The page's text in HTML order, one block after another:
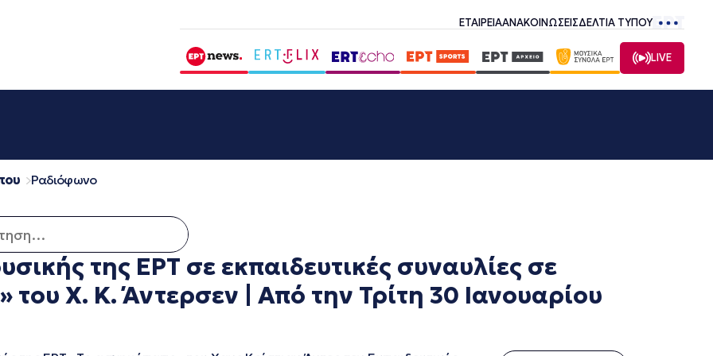
ΕΤΑΙΡΕΙΑΑΝΑΚΟΙΝΩΣΕΙΣΔΕΛΤΙΑ ΤΥΠΟΥ
LIVE
Ραδιόφωνο
για:
της ΕΡΤ σε εκπαιδευτικές συναυλίες σε
Χ. Κ. Άντερσεν | Από την Τρίτη 30 Ιανουαρίου